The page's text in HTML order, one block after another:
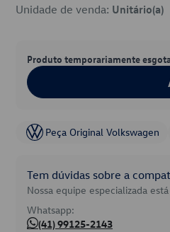
Unidade de venda: Unitário(a)
Produto temporariamente
Peça Original Volkswagen
Tem dúvidas sobre a
Nossa equipe especializada
Whatsapp:
(41) 99125-2143